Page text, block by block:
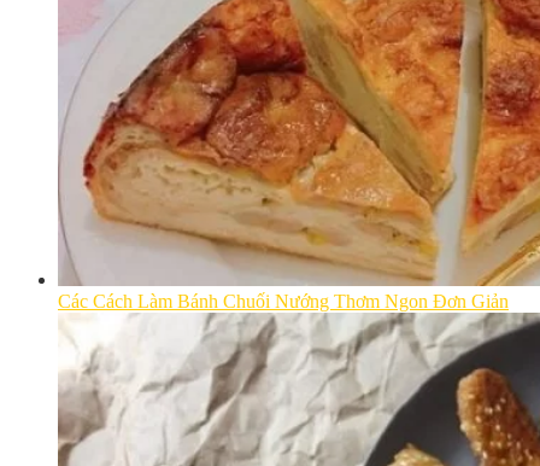
Các Cách Làm Bánh Chuối Nướng Thơm Ngon Đơn Giản